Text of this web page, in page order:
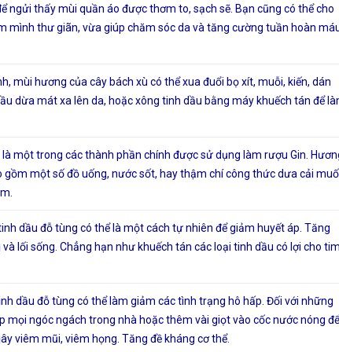
ngửi thấy mùi quần áo được thơm to, sạch sẽ. Bạn cũng có thể cho
thư giãn, vừa giúp chăm sóc da và tăng cường tuần hoàn
mùi hương của cây bách xù có thể xua đuổi bọ xít, muỗi, kiến, dán
dừa mát xa lên da, hoặc xông tinh dầu bằng máy khuếch tán để
một trong các thành phần chính được sử dụng làm rượu Gin.
một số đồ uống, nước sốt, hay thậm chí công thức dưa cải
dầu đỗ tùng có thể là một cách tự nhiên để giảm huyết áp. Tăng
lối sống. Chẳng hạn như khuếch tán các loại tinh dầu có lợi cho tim
dầu đỗ tùng có thể làm giảm các tình trạng hô hấp. Đối với những
mọi ngóc ngách trong nhà hoặc thêm vài giọt vào cốc nước nóng để
viêm mũi, viêm họng. Tăng đề kháng cơ thể.